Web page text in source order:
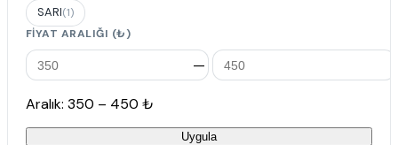
SARI(1)
FIYAT ARALIĞI (₺)
—
Aralık: 350 – 450 ₺
Uygula